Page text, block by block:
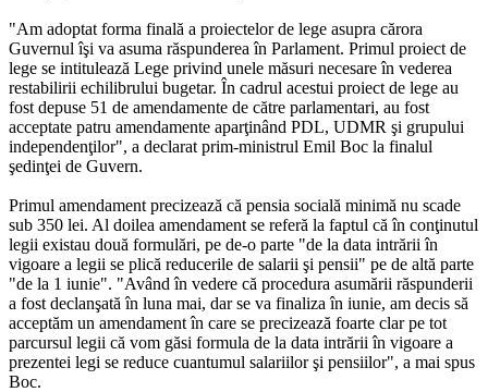
"Am adoptat forma finală a proiectelor de lege asupra cărora
Guvernul îşi va asuma răspunderea în Parlament. Primul proiect de
lege se intitulează Lege privind unele măsuri necesare în vederea
restabilirii echilibrului bugetar. În cadrul acestui proiect de lege au
fost depuse 51 de amendamente de către parlamentari, au fost
acceptate patru amendamente aparţinând PDL, UDMR şi grupului
independenţilor", a declarat prim-ministrul Emil Boc la finalul
şedinţei de Guvern.
Primul amendament precizează că pensia socială minimă nu scade
sub 350 lei. Al doilea amendament se referă la faptul că în conţinutul
legii existau două formulări, pe de-o parte "de la data intrării în
vigoare a legii se plică reducerile de salarii şi pensii" pe de altă parte
"de la 1 iunie". "Având în vedere că procedura asumării răspunderii
a fost declanşată în luna mai, dar se va finaliza în iunie, am decis să
acceptăm un amendament în care se precizează foarte clar pe tot
parcursul legii că vom găsi formula de la data intrării în vigoare a
prezentei legi se reduce cuantumul salariilor şi pensiilor", a mai spus
Boc.